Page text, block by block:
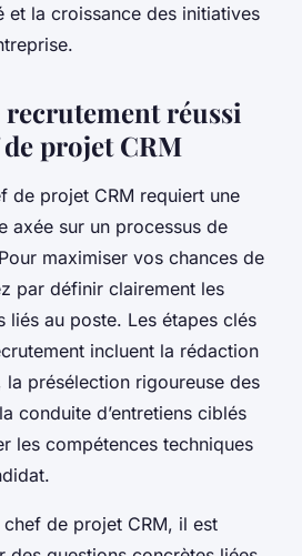
et la croissance des initiatives
recrutement réussi
projet CRM
de projet CRM requiert une
axée sur un processus de
maximiser vos chances de
par définir clairement les
liés au poste. Les étapes clés
incluent la rédaction
la présélection rigoureuse des
conduite d’entretiens ciblés
les compétences techniques
de projet CRM, il est